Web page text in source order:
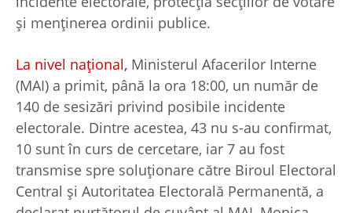
și menținerea ordinii publice.
La nivel național, Ministerul Afacerilor Interne
(MAI) a primit, până la ora 18:00, un număr de
140 de sesizări privind posibile incidente
electorale. Dintre acestea, 43 nu s-au confirmat,
10 sunt în curs de cercetare, iar 7 au fost
transmise spre soluționare către Biroul Electoral
Central și Autoritatea Electorală Permanentă, a